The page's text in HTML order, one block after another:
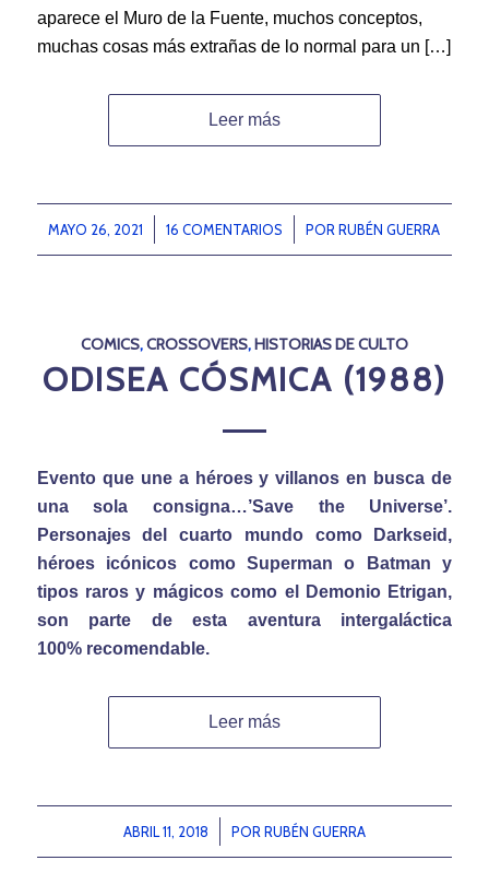
aparece el Muro de la Fuente, muchos conceptos,
muchas cosas más extrañas de lo normal para un […]
Leer más
MAYO 26, 2021
/ 16 COMENTARIOS
/ PORRUBÉN GUERRA
COMICS,CROSSOVERS,HISTORIAS DE CULTO
ODISEA CÓSMICA (1988)
Evento que une a héroes y villanos en busca de
una sola consigna…’Save the Universe’.
Personajes del cuarto mundo como Darkseid,
héroes icónicos como Superman o Batman y
tipos raros y mágicos como el Demonio Etrigan,
son parte de esta aventura intergaláctica
100% recomendable.
Leer más
ABRIL 11, 2018
/ POR RUBÉN GUERRA